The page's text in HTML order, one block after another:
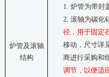
炉管及滚轴
结构
1. 炉管为带封
2. 滚轴为碳化
径 ，用于固定
移动，尺寸详
商进行采购和
调节，以便适